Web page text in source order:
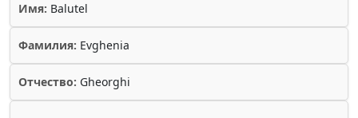
Имя: Balutel
Фамилия: Evghenia
Отчество: Gheorghi